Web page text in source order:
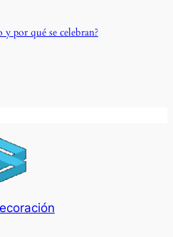
y por qué se celebran?